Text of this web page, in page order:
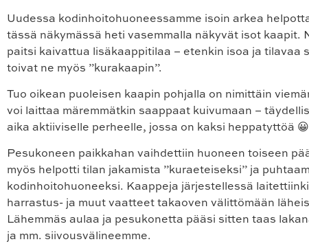
Uudessa kodinhoitohuoneessamme isoin arkea
tässä näkymässä heti vasemmalla näkyvät isot kaapit.
paitsi kaivattua lisäkaappitilaa – etenkin isoa ja tilavaa
toivat ne myös ”kurakaapin”.
Tuo oikean puoleisen kaapin pohjalla on nimittäin
voi laittaa märemmätkin saappaat kuivumaan –
aika aktiiviselle perheelle, jossa on kaksi heppatyttöä 😀
Pesukoneen paikkahan vaihdettiin huoneen toiseen
myös helpotti tilan jakamista ”kuraeteiseksi” ja
kodinhoitohuoneeksi. Kaappeja järjestellessä
harrastus- ja muut vaatteet takaoven välittömään
Lähemmäs aulaa ja pesukonetta pääsi sitten taas
ja mm. siivousvälineemme.